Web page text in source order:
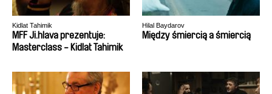
Kidlat Tahimik
MFF Ji.hlava prezentuje:
Masterclass - Kidlat Tahimik
Hilal Baydarov
Między śmiercią a śmiercią